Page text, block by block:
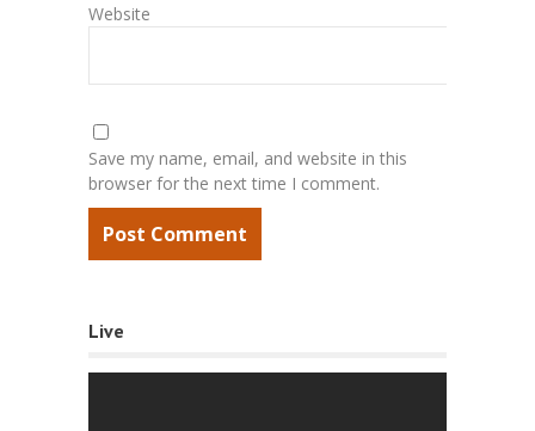
Website
Save my name, email, and website in this
browser for the next time I comment.
Live